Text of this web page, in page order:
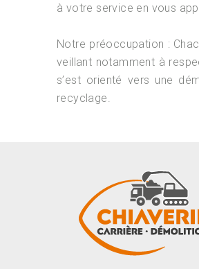
à votre service en vous
Notre préoccupation :
veillant notamment à
s’est orienté vers une
recyclage.